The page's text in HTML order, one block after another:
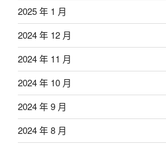
2025 年 1 月
2024 年 12 月
2024 年 11 月
2024 年 10 月
2024 年 9 月
2024 年 8 月